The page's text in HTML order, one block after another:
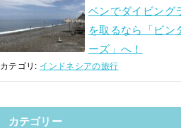
ベンでダイビング
を取るなら「ビン
ーズ」へ！
カテゴリ: インドネシアの旅行
カテゴリー